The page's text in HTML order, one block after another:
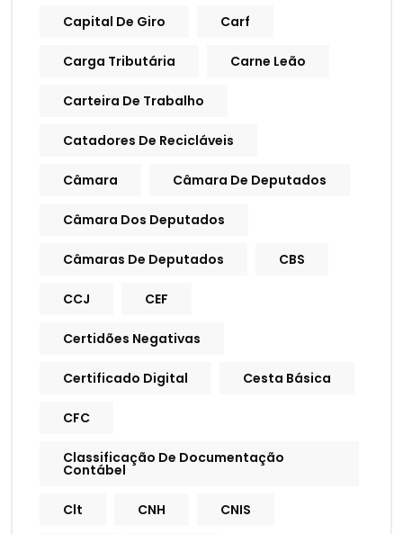
Capital De Giro Carf
Carga Tributária Carne Leão
Carteira De Trabalho
Catadores De Recicláveis
Câmara Câmara De Deputados
Câmara Dos Deputados
Câmaras De Deputados CBS
CCJ CEF
Certidões Negativas
Certificado Digital Cesta Básica
CFC
Classificação De Documentação
Contábel
Clt CNH CNIS